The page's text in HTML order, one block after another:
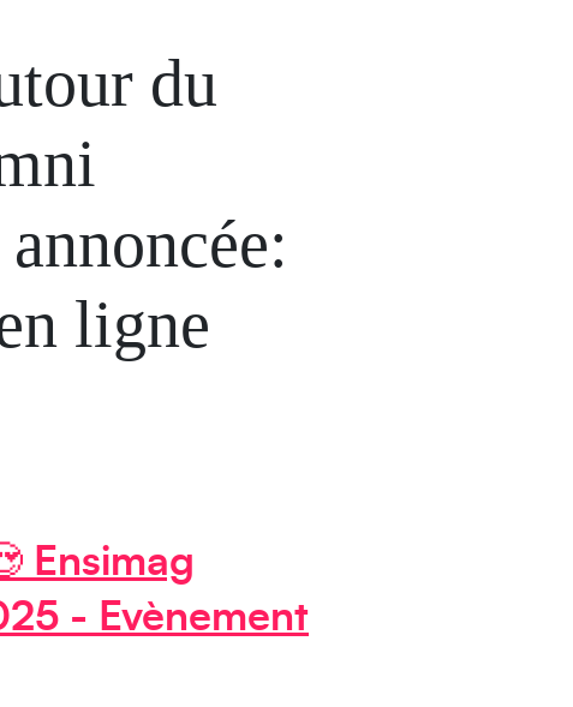
du
ligne
Ensimag
- Evènement